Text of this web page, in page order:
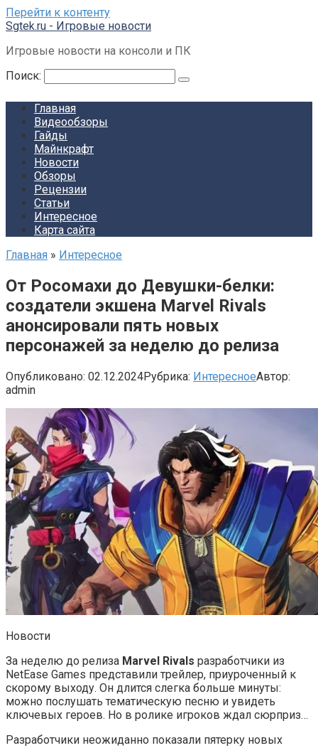
Перейти к контенту
Sgtek.ru - Игровые новости
Игровые новости на консоли и ПК
Поиск:
Главная
Видеообзоры
Гайды
Майнкрафт
Новости
Обзоры
Рецензии
Статьи
Интересное
Карта сайта
Главная » Интересное
От Росомахи до Девушки-белки:
создатели экшена Marvel Rivals
анонсировали пять новых
персонажей за неделю до релиза
Опубликовано: 02.12.2024Рубрика: ИнтересноеАвтор:
admin
Новости
За неделю до релиза Marvel Rivals разработчики из
NetEase Games представили трейлер, приуроченный к
скорому выходу. Он длится слегка больше минуты:
можно послушать тематическую песню и увидеть
ключевых героев. Но в ролике игроков ждал сюрприз…
Разработчики неожиданно показали пятерку новых